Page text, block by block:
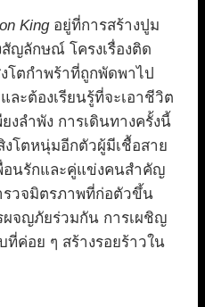
Kingอยู่ที่การสร้างปูม
ญลักษณ์ โครงเรื่องติด
โตกำพร้าที่ถูกพัดพาไป
ะต้องเรียนรู้ที่จะเอาชีวิต
งลำพัง การเดินทางครั้งนี้
โตหนุ่มอีกตัวผู้มีเชื้อสาย
อนรักและคู่แข่งคนสำคัญ
วจมิตรภาพที่ก่อตัวขึ้น
ผจญภัยร่วมกัน การเผชิญ
ค่อย ๆ สร้างรอยร้าวใน